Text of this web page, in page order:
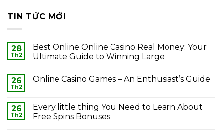
TIN TỨC MỚI
28
Th2
Best Online Online Casino Real Money: Your
Ultimate Guide to Winning Large
26
Th2
Online Casino Games – An Enthusiast’s Guide
26
Th2
Every little thing You Need to Learn About
Free Spins Bonuses